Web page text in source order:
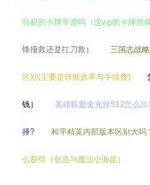
特权的卡牌手游吗（送vip的卡牌游戏
锋撞救还是扛刀救） 三国志战
区别(主要是转账效率与手续费)
钱） 英雄联盟金克丝S12怎么出
择? 和平精英内部版本区别大吗
么获得（创造与魔法小海星）